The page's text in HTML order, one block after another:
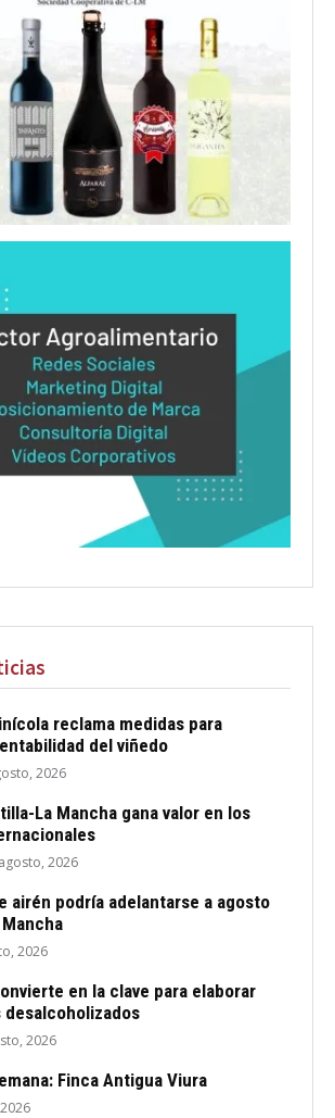
reclama medidas para
del viñedo
2026
La Mancha gana valor en los
2026
airén podría adelantarse a agosto
2026
en la clave para elaborar
desalcoholizados
2026
Finca Antigua Viura